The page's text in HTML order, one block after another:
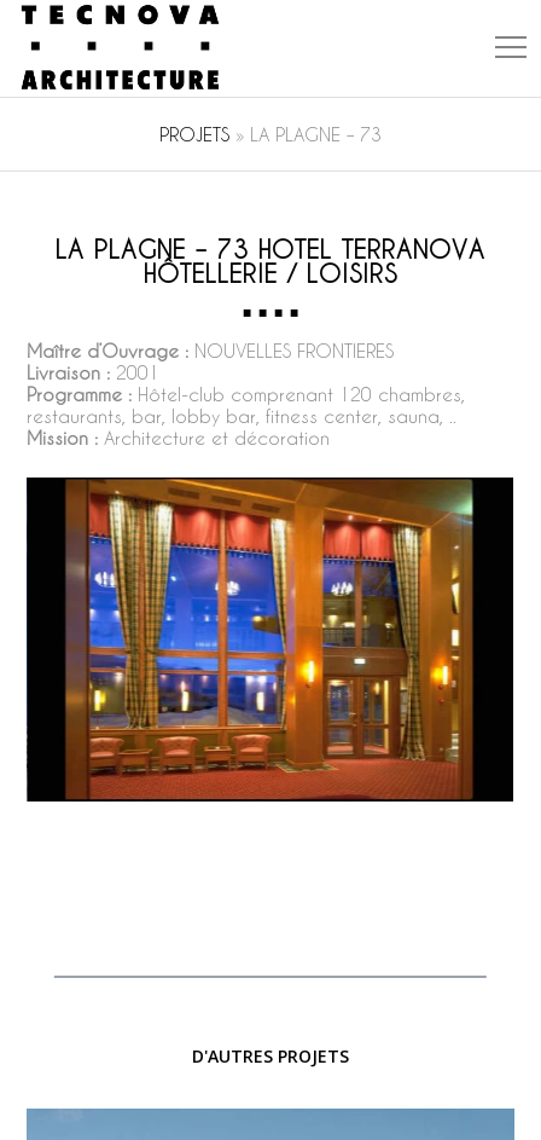
PROJETS » LA PLAGNE – 73
LA PLAGNE – 73 HOTEL TERRANOVA
HÔTELLERIE / LOISIRS
Maître d’Ouvrage : NOUVELLES FRONTIERES
Livraison : 2001
Programme : Hôtel-club comprenant 120 chambres,
restaurants, bar, lobby bar, fitness center, sauna, ..
Mission : Architecture et décoration
D'AUTRES PROJETS